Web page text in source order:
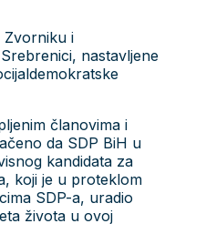
Zvorniku i
nastavljene
članovima i
da SDP BiH u
kandidata za
koji je u proteklom
SDP-a, uradio
života u ovoj